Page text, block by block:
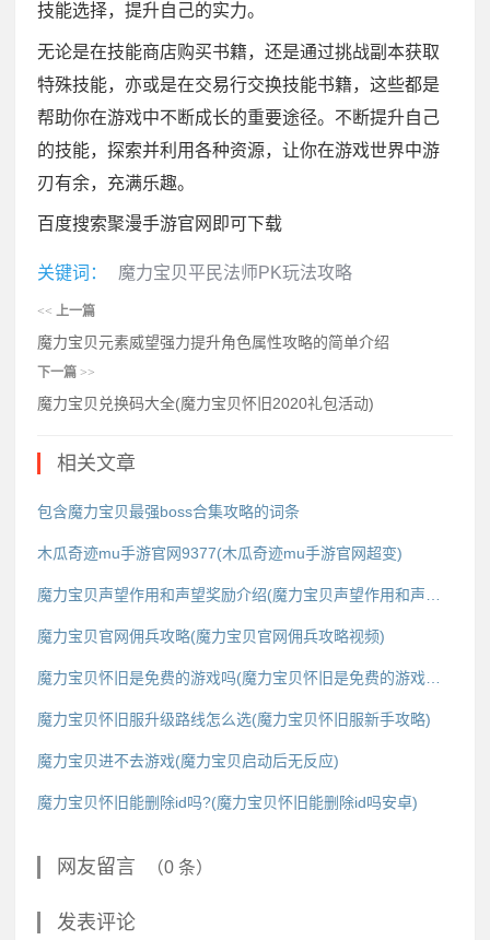
技能选择，提升自己的实力。
无论是在技能商店购买书籍，还是通过挑战副本获取
特殊技能，亦或是在交易行交换技能书籍，这些都是
帮助你在游戏中不断成长的重要途径。不断提升自己
的技能，探索并利用各种资源，让你在游戏世界中游
刃有余，充满乐趣。
百度搜索聚漫手游官网即可下载
关键词： 魔力宝贝平民法师PK玩法攻略
<< 上一篇
魔力宝贝元素威望强力提升角色属性攻略的简单介绍
下一篇 >>
魔力宝贝兑换码大全(魔力宝贝怀旧2020礼包活动)
相关文章
包含魔力宝贝最强boss合集攻略的词条
木瓜奇迹mu手游官网9377(木瓜奇迹mu手游官网超变)
魔力宝贝官网佣兵攻略(魔力宝贝官网佣兵攻略视频)
魔力宝贝怀旧服升级路线怎么选(魔力宝贝怀旧服新手攻略)
魔力宝贝进不去游戏(魔力宝贝启动后无反应)
魔力宝贝怀旧能删除id吗?(魔力宝贝怀旧能删除id吗安卓)
网友留言 （0 条）
发表评论